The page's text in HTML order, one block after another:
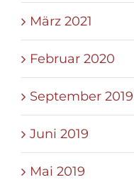
März 2021
Februar 2020
September 2019
Juni 2019
Mai 2019